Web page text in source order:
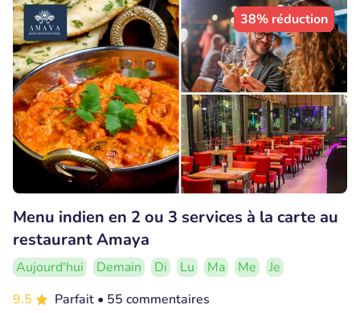
38% réduction
Menu indien en 2 ou 3 services à la carte au
restaurant Amaya
Aujourd'hui Demain Di Lu Ma Me
Je
9.5
Parfait • 55 commentaires